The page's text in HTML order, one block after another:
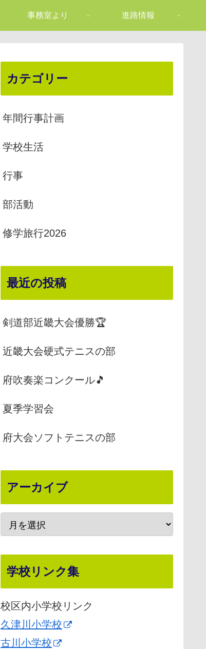
事務室より 進路情報
カテゴリー
年間行事計画
学校生活
行事
部活動
修学旅行2026
最近の投稿
剣道部近畿大会優勝🏆
近畿大会硬式テニスの部
府吹奏楽コンクール🎵
夏季学習会
府大会ソフトテニスの部
アーカイブ
学校リンク集
校区内小学校リンク
久津川小学校
古川小学校